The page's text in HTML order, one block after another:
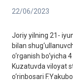
22/06/2023
Joriy yilning 21-
bilan
o‘rganish bo‘yicha
Kuzatuvda viloyat
o‘rinbosari